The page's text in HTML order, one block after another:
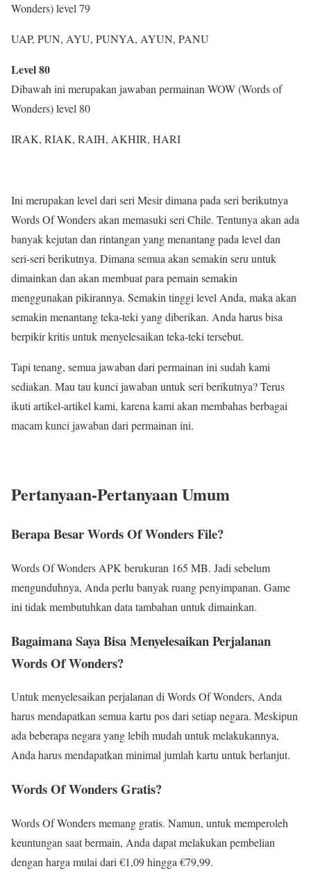
Wonders) level 79
UAP, PUN, AYU, PUNYA, AYUN, PANU
Level 80
Dibawah ini merupakan jawaban permainan WOW (Words of
Wonders) level 80
IRAK, RIAK, RAIH, AKHIR, HARI
Ini merupakan level dari seri Mesir dimana pada seri berikutnya
Words Of Wonders akan memasuki seri Chile. Tentunya akan ada
banyak kejutan dan rintangan yang menantang pada level dan
seri-seri berikutnya. Dimana semua akan semakin seru untuk
dimainkan dan akan membuat para pemain semakin
menggunakan pikirannya. Semakin tinggi level Anda, maka akan
semakin menantang teka-teki yang diberikan. Anda harus bisa
berpikir kritis untuk menyelesaikan teka-teki tersebut.
Tapi tenang, semua jawaban dari permainan ini sudah kami
sediakan. Mau tau kunci jawaban untuk seri berikutnya? Terus
ikuti artikel-artikel kami, karena kami akan membahas berbagai
macam kunci jawaban dari permainan ini.
Pertanyaan-Pertanyaan Umum
Berapa Besar Words Of Wonders File?
Words Of Wonders APK berukuran 165 MB. Jadi sebelum
mengunduhnya, Anda perlu banyak ruang penyimpanan. Game
ini tidak membutuhkan data tambahan untuk dimainkan.
Bagaimana Saya Bisa Menyelesaikan Perjalanan
Words Of Wonders?
Untuk menyelesaikan perjalanan di Words Of Wonders, Anda
harus mendapatkan semua kartu pos dari setiap negara. Meskipun
ada beberapa negara yang lebih mudah untuk melakukannya,
Anda harus mendapatkan minimal jumlah kartu untuk berlanjut.
Words Of Wonders Gratis?
Words Of Wonders memang gratis. Namun, untuk memperoleh
keuntungan saat bermain, Anda dapat melakukan pembelian
dengan harga mulai dari €1,09 hingga €79,99.